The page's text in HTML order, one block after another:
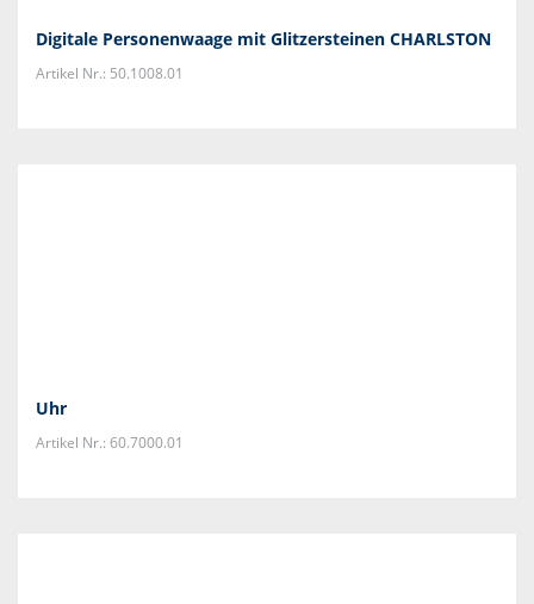
Digitale Personenwaage mit Glitzersteinen CHARLSTON
Artikel Nr.: 50.1008.01
Uhr
Artikel Nr.: 60.7000.01